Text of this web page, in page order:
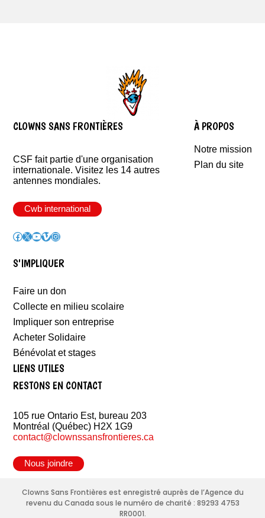
CLOWNS SANS FRONTIÈRES
CSF fait partie d'une organisation
internationale. Visitez les 14 autres
antennes mondiales.
Cwb international
Facebook
X YouTube
Vimeo
Instagram
À PROPOS
Notre mission
Plan du site
S'IMPLIQUER
Faire un don
Collecte en milieu scolaire
Impliquer son entreprise
Acheter Solidaire
Bénévolat et stages
LIENS UTILES
RESTONS EN CONTACT
105 rue Ontario Est, bureau 203
Montréal (Québec) H2X 1G9
contact@clownssansfrontieres.ca
Nous joindre
Clowns Sans Frontières est enregistré auprès de l’Agence du
revenu du Canada sous le numéro de charité : 89293 4753
RR0001.